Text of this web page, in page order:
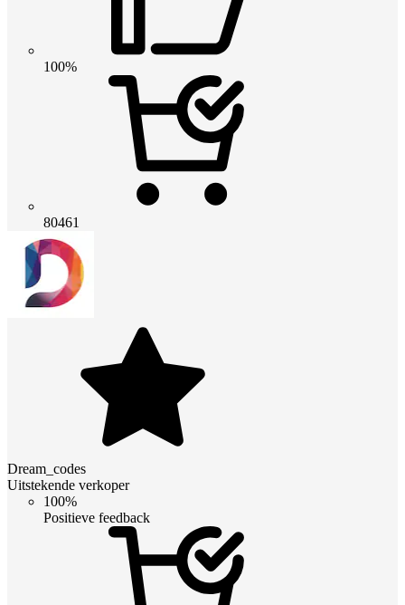
100%
80461
Dream_codes
Uitstekende verkoper
100%
Positieve feedback